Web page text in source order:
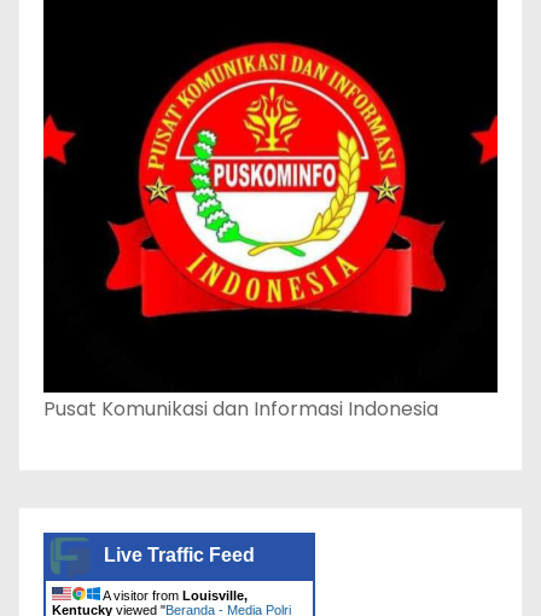
Pusat Komunikasi dan Informasi Indonesia
Live Traffic Feed
A visitor from Louisville,
Kentucky viewed "Beranda - Media Polri